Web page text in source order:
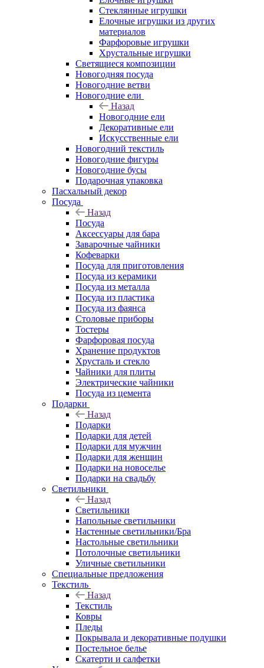
Стеклянные игрушки
Елочные игрушки из других
материалов
Фарфоровые игрушки
Хрустальные игрушки
Светящиеся композиции
Новогодняя посуда
Новогодние ветви
Новогодние ели
Назад
Новогодние ели
Декоративные ели
Искусственные ели
Новогодний текстиль
Новогодние фигуры
Новогодние бусы
Подарочная упаковка
Пасхальный декор
Посуда
Назад
Посуда
Аксессуары для бара
Заварочные чайники
Кофеварки
Посуда для приготовления
Посуда из керамики
Посуда из металла
Посуда из пластика
Посуда из фаянса
Столовые приборы
Тостеры
Фарфоровая посуда
Хранение продуктов
Хрусталь и стекло
Чайники для плиты
Электрические чайники
Посуда из цемента
Подарки
Назад
Подарки
Подарки для детей
Подарки для мужчин
Подарки для женщин
Подарки на новоселье
Подарки на свадьбу
Светильники
Назад
Светильники
Напольные светильники
Настенные светильники/Бра
Настольные светильники
Потолочные светильники
Уличные светильники
Специальные предложения
Текстиль
Назад
Текстиль
Ковры
Пледы
Покрывала и декоративные подушки
Постельное белье
Скатерти и салфетки